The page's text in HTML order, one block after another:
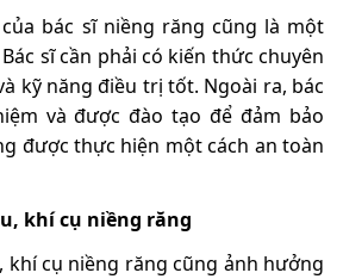
bác sĩ niềng răng cũng là một
sĩ cần phải có kiến thức chuyên
kỹ năng điều trị tốt. Ngoài ra, bác
và được đào tạo để đảm bảo
được thực hiện một cách an toàn
khí cụ niềng răng
khí cụ niềng răng cũng ảnh hưởng